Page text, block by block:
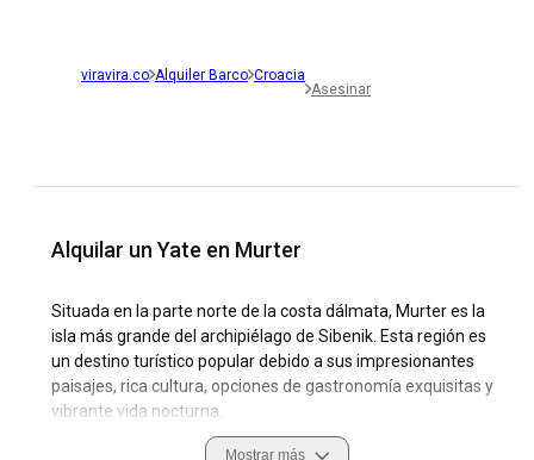
viravira.co Alquiler Barco Croacia
Asesinar
Alquilar un Yate en Murter
Situada en la parte norte de la costa dálmata, Murter es la
isla más grande del archipiélago de Sibenik. Esta región es
un destino turístico popular debido a sus impresionantes
paisajes, rica cultura, opciones de gastronomía exquisitas y
vibrante vida nocturna.
Mostrar más